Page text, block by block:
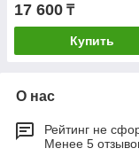
17 600 ₸
Купить
О нас
Рейтинг не
Менее 5